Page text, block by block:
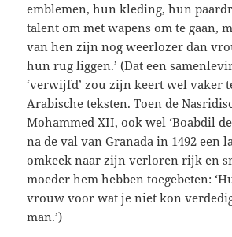
emblemen, hun kleding, hun
talent om met wapens om te gaan,
van hen zijn nog weerlozer dan
hun rug liggen.’ (Dat een
‘verwijfd’ zou zijn keert wel vaker
Arabische teksten. Toen de
Mohammed XII, ook wel ‘Boabdil
na de val van Granada in 1492 een
omkeek naar zijn verloren rijk en
moeder hem hebben toegebeten:
vrouw voor wat je niet kon
man.’)